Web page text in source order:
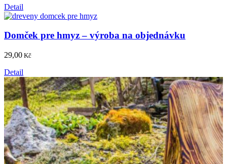
Detail
Domček pre hmyz – výroba na objednávku
29,00 Kč
Detail